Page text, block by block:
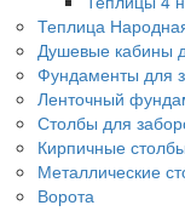
Теплица
Душевые кабины
Фундаменты для
Ленточный
Столбы для
Кирпичные
Металлические
Ворота